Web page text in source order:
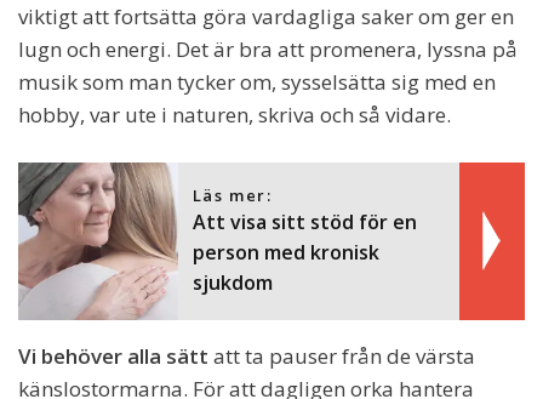
viktigt att fortsätta göra vardagliga saker om ger en
lugn och energi. Det är bra att promenera, lyssna på
musik som man tycker om, sysselsätta sig med en
hobby, var ute i naturen, skriva och så vidare.
Läs mer:
Att visa sitt stöd för en
person med kronisk
sjukdom
Vi behöver alla sätt att ta pauser från de värsta
känslostormarna. För att dagligen orka hantera